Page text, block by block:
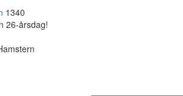
1340
26-årsdag!